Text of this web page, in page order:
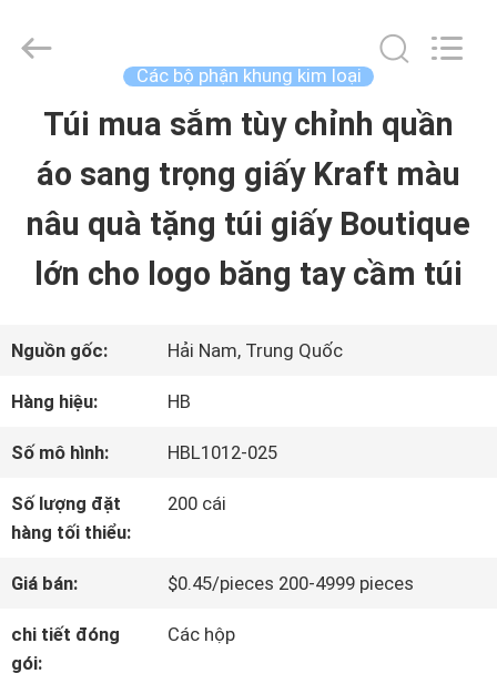
NHÀ
SẢN
PHẨM
VỀ
CHÚNG
TÔI
THAM
QUAN
NHÀ
MÁY
LuoX
Electric
Developed
Các bộ phận khung kim loại
Túi mua sắm tùy chỉnh quần
áo sang trọng giấy Kraft màu
nâu quà tặng túi giấy Boutique
lớn cho logo băng tay cầm túi
Nguồn gốc: Hải Nam, Trung Quốc
Hàng hiệu: HB
Số mô hình: HBL1012-025
Số lượng đặt
hàng tối thiểu:
200 cái
Giá bán: $0.45/pieces 200-4999 pieces
chi tiết đóng
gói:
Các hộp